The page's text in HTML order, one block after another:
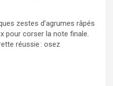
zestes d’agrumes râpés
pour corser la note finale.
réussie : osez